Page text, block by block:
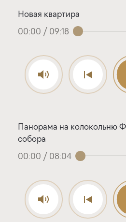
Новая квартира
00:00 / 09:18
Панорама на колокольню
собора
00:00 / 08:04